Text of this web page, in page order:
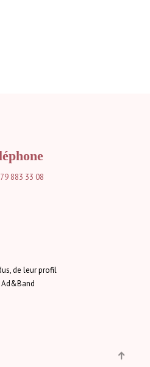
883 33 08
de leur profil